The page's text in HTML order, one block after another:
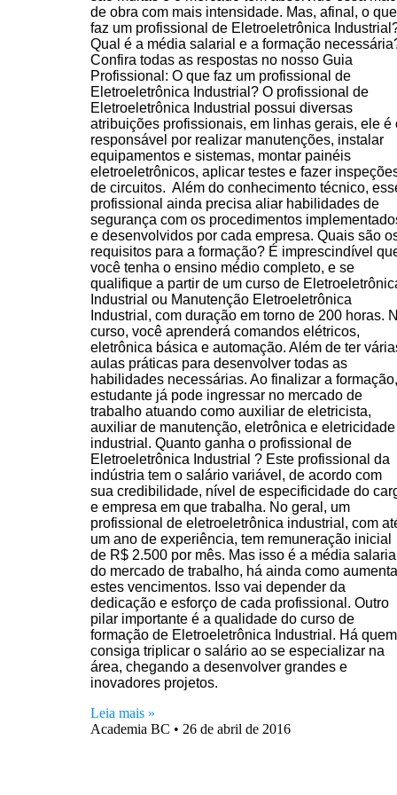
de obra com mais intensidade. Mas, afinal, o que
faz um profissional de Eletroeletrônica
Qual é a média salarial e a formação
Confira todas as respostas no nosso Guia
Profissional: O que faz um profissional de
Eletroeletrônica Industrial? O profissional de
Eletroeletrônica Industrial possui diversas
atribuições profissionais, em linhas gerais, ele é
responsável por realizar manutenções, instalar
equipamentos e sistemas, montar painéis
eletroeletrônicos, aplicar testes e fazer
de circuitos. Além do conhecimento técnico,
profissional ainda precisa aliar habilidades de
segurança com os procedimentos
e desenvolvidos por cada empresa. Quais são
requisitos para a formação? É imprescindível
você tenha o ensino médio completo, e se
qualifique a partir de um curso de
Industrial ou Manutenção Eletroeletrônica
Industrial, com duração em torno de 200 horas.
curso, você aprenderá comandos elétricos,
eletrônica básica e automação. Além de ter
aulas práticas para desenvolver todas as
habilidades necessárias. Ao finalizar a
estudante já pode ingressar no mercado de
trabalho atuando como auxiliar de eletricista,
auxiliar de manutenção, eletrônica e eletricidade
industrial. Quanto ganha o profissional de
Eletroeletrônica Industrial ? Este profissional da
indústria tem o salário variável, de acordo com
sua credibilidade, nível de especificidade do
e empresa em que trabalha. No geral, um
profissional de eletroeletrônica industrial, com
um ano de experiência, tem remuneração inicial
de R$ 2.500 por mês. Mas isso é a média salarial
do mercado de trabalho, há ainda como
estes vencimentos. Isso vai depender da
dedicação e esforço de cada profissional. Outro
pilar importante é a qualidade do curso de
formação de Eletroeletrônica Industrial. Há quem
consiga triplicar o salário ao se especializar na
área, chegando a desenvolver grandes e
inovadores projetos.
Leia mais »
Academia BC
26 de abril de 2016